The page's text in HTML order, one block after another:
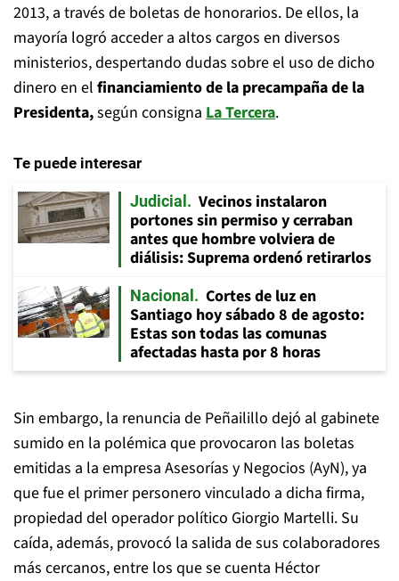
2013, a través de boletas de honorarios. De ellos, la
mayoría logró acceder a altos cargos en diversos
ministerios, despertando dudas sobre el uso de dicho
dinero en el financiamiento de la precampaña de la
Presidenta,según consigna La Tercera.
Te puede interesar
Judicial
Vecinos instalaron
portones sin permiso y cerraban
antes que hombre volviera de
diálisis: Suprema ordenó retirarlos
Nacional
Cortes de luz en
Santiago hoy sábado 8 de agosto:
Estas son todas las comunas
afectadas hasta por 8 horas
Sin embargo, la renuncia de Peñailillo dejó al gabinete
sumido en la polémica que provocaron las boletas
emitidas a la empresa Asesorías y Negocios (AyN), ya
que fue el primer personero vinculado a dicha firma,
propiedad del operador político Giorgio Martelli. Su
caída, además, provocó la salida de sus colaboradores
más cercanos, entre los que se cuenta Héctor